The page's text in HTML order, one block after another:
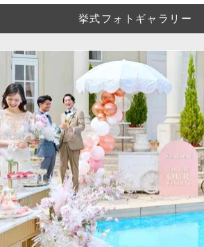
挙式フォトギャラリー